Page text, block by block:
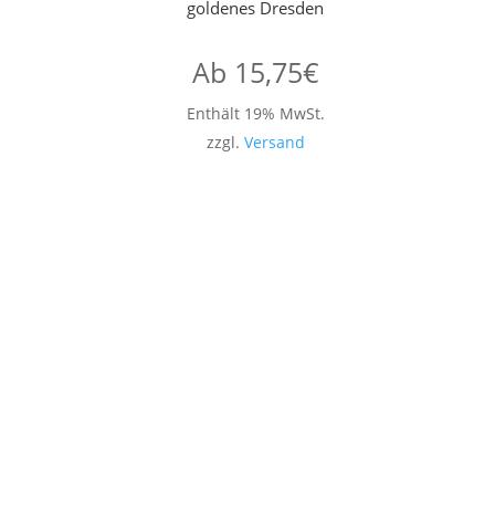
goldenes Dresden
Ab 15,75€
Enthält 19% MwSt.
zzgl. Versand